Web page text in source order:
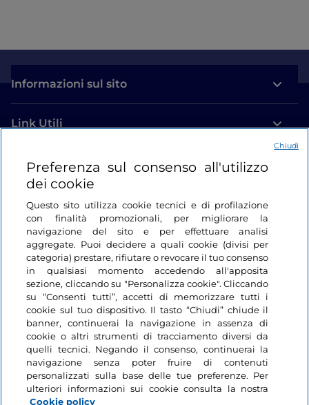
Informazioni sul sito
Link Utili
Login
Restiamo in contatto
Preferenza sul consenso all'utilizzo
dei cookie
Questo sito utilizza cookie tecnici e di profilazione
con finalità promozionali, per migliorare la
navigazione del sito e per effettuare analisi
aggregate. Puoi decidere a quali cookie (divisi per
categoria) prestare, rifiutare o revocare il tuo consenso
in qualsiasi momento accedendo all'apposita
sezione, cliccando su "Personalizza cookie". Cliccando
su “Consenti tutti”, accetti di memorizzare tutti i
cookie sul tuo dispositivo. Il tasto “Chiudi” chiude il
banner, continuerai la navigazione in assenza di
cookie o altri strumenti di tracciamento diversi da
quelli tecnici. Negando il consenso, continuerai la
navigazione senza poter fruire di contenuti
personalizzati sulla base delle tue preferenze. Per
ulteriori informazioni sui cookie consulta la nostra
Cookie policy
Chiudi